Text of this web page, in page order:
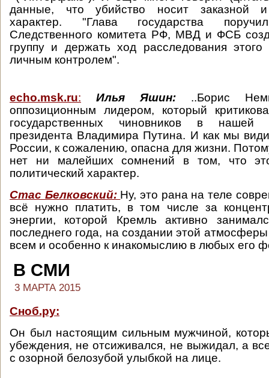
данные, что убийство носит заказной и
характер. "Глава государства
Следственного комитета РФ, МВД и ФСБ
группу и держать ход расследования этого
личным контролем".
echo.msk.ru: Илья Яшин: ..Борис
оппозиционным лидером, который
государственных чиновников в нашей
президента Владимира Путина. И как мы
России, к сожалению, опасна для жизни.
нет ни малейших сомнений в том, что
политический характер.
Стас Белковский: Ну, это рана на теле
всё нужно платить, в том числе за
энергии, которой Кремль активно
последнего года, на создании этой
всем и особенно к инакомыслию в любых его
В СМИ
3 МАРТА 2015
Сноб.ру:
Он был настоящим сильным мужчиной,
убеждения, не отсиживался, не выжидал, а
с озорной белозубой улыбкой на лице.